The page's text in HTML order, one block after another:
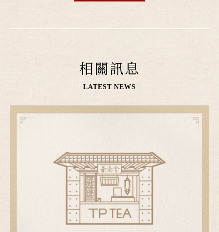
相關訊息
LATEST NEWS